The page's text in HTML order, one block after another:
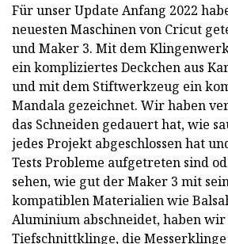
Für unser Update Anfang 2022
neuesten Maschinen von Cricut
und Maker 3. Mit dem
ein kompliziertes Deckchen aus
und mit dem Stiftwerkzeug ein
Mandala gezeichnet. Wir haben
das Schneiden gedauert hat, wie
jedes Projekt abgeschlossen hat
Tests Probleme aufgetreten sind
sehen, wie gut der Maker 3 mit
kompatiblen Materialien wie
Aluminium abschneidet, haben wir
Tiefschnittklinge, die Messerklinge